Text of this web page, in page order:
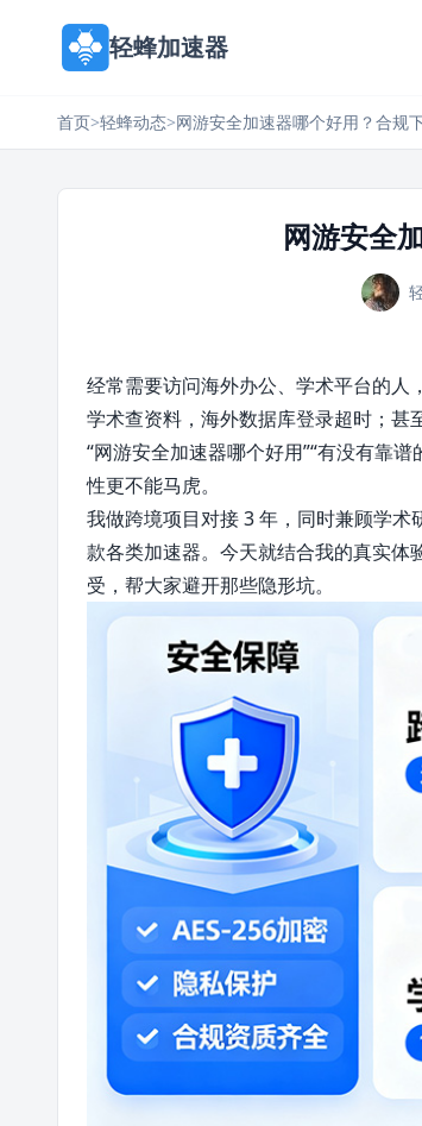
轻蜂加速器
首页>轻蜂动态>网游安全加速器哪个好用？合规
网游安全
经常需要访问海外办公、学术平台的人
学术查资料，海外数据库登录超时；甚
“网游安全加速器哪个好用”“有没有靠
性更不能马虎。
我做跨境项目对接 3 年，同时兼顾学
款各类加速器。今天就结合我的真实
受，帮大家避开那些隐形坑。